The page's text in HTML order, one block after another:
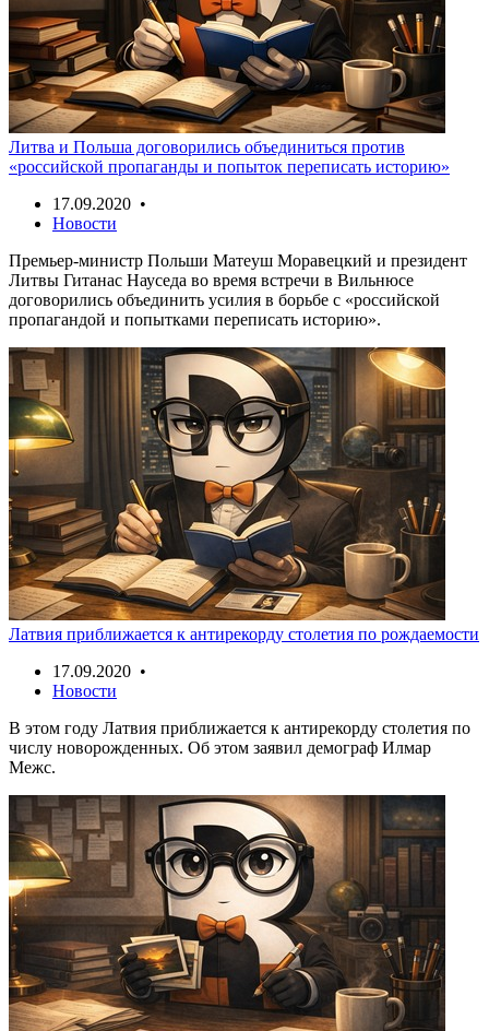
Литва и Польша договорились объединиться против
«российской пропаганды и попыток переписать историю»
17.09.2020 •
Новости
Премьер-министр Польши Матеуш Моравецкий и президент
Литвы Гитанас Науседа во время встречи в Вильнюсе
договорились объединить усилия в борьбе с «российской
пропагандой и попытками переписать историю».
Латвия приближается к антирекорду столетия по рождаемости
17.09.2020 •
Новости
В этом году Латвия приближается к антирекорду столетия по
числу новорожденных. Об этом заявил демограф Илмар
Межс.